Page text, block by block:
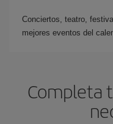
Conciertos, teatro,
mejores eventos del
Completa